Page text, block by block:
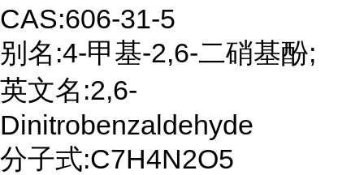
CAS:606-31-5
别名:4-甲基-2,6-二硝基酚;
英文名:2,6-
Dinitrobenzaldehyde
分子式:C7H4N2O5